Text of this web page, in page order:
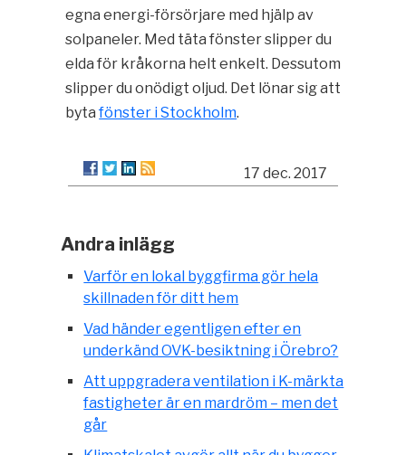
egna energi-försörjare med hjälp av
solpaneler. Med täta fönster slipper du
elda för kråkorna helt enkelt. Dessutom
slipper du onödigt oljud. Det lönar sig att
bytafönster i Stockholm.
17 dec. 2017
Andra inlägg
Varför en lokal byggfirma gör hela
skillnaden för ditt hem
Vad händer egentligen efter en
underkänd OVK-besiktning i Örebro?
Att uppgradera ventilation i K-märkta
fastigheter är en mardröm – men det
går